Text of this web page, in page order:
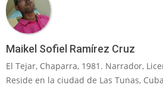
Maikel Sofiel Ramírez Cruz
El Tejar, Chaparra, 1981. Narrador,
Reside en la ciudad de Las Tunas,